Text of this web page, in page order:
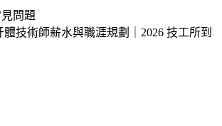
問題
體技術師薪水與職涯規劃｜2026 技工所到